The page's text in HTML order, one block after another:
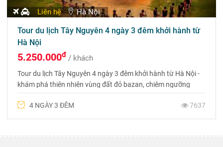
Liên hệ Hà Nội
Tour du lịch Tây Nguyên 4 ngày 3 đêm khởi hành từ
Hà Nội
5.250.000đ / khách
Tour du lịch Tây Nguyên 4 ngày 3 đêm khởi hành từ Hà Nội -
khám phá thiên nhiên vùng đất đỏ bazan, chiêm ngưỡng
tour 0975 699 988
4 NGÀY 3 ĐÊM 7637